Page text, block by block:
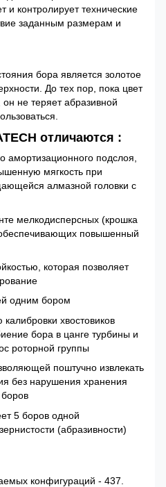
и контролирует технические
заданным размерам и
бора является золотое
До тех пор, пока цвет
он не теряет абразивной
отличаются :
амортизационного подслоя,
мягкость при
алмазной головки с
мелкодисперсных (крошка
повышенный
которая позволяет
одним бором
хвостовиков
бора в цанге турбины и
роторной группы
поштучно извлекать
без нарушения хранения
боров
5 боров одной
(абразивности)
конфигураций - 437.